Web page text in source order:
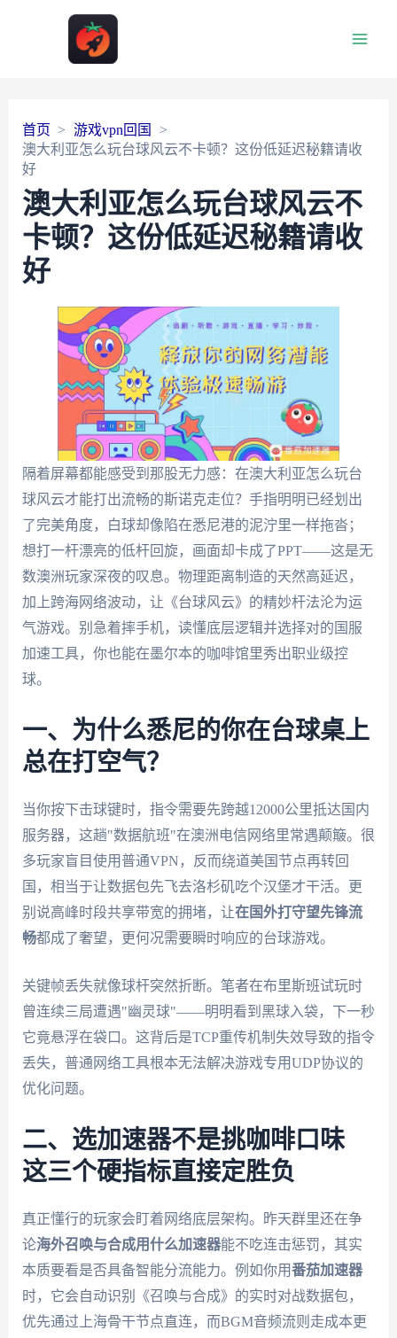
首页
游戏vpn回国
澳大利亚怎么玩台球风云不卡顿？这份低延迟秘籍请收
好
澳大利亚怎么玩台球风云不
卡顿？这份低延迟秘籍请收
好
隔着屏幕都能感受到那股无力感：在澳大利亚怎么玩台
球风云才能打出流畅的斯诺克走位？手指明明已经划出
了完美角度，白球却像陷在悉尼港的泥泞里一样拖沓；
想打一杆漂亮的低杆回旋，画面却卡成了PPT——这是无
数澳洲玩家深夜的叹息。物理距离制造的天然高延迟，
加上跨海网络波动，让《台球风云》的精妙杆法沦为运
气游戏。别急着摔手机，读懂底层逻辑并选择对的国服
加速工具，你也能在墨尔本的咖啡馆里秀出职业级控
球。
一、为什么悉尼的你在台球桌上
总在打空气？
当你按下击球键时，指令需要先跨越12000公里抵达国内
服务器，这趟"数据航班"在澳洲电信网络里常遇颠簸。很
多玩家盲目使用普通VPN，反而绕道美国节点再转回
国，相当于让数据包先飞去洛杉矶吃个汉堡才干活。更
别说高峰时段共享带宽的拥堵，让在国外打守望先锋流
畅都成了奢望，更何况需要瞬时响应的台球游戏。
关键帧丢失就像球杆突然折断。笔者在布里斯班试玩时
曾连续三局遭遇"幽灵球"——明明看到黑球入袋，下一秒
它竟悬浮在袋口。这背后是TCP重传机制失效导致的指令
丢失，普通网络工具根本无法解决游戏专用UDP协议的
优化问题。
二、选加速器不是挑咖啡口味
这三个硬指标直接定胜负
真正懂行的玩家会盯着网络底层架构。昨天群里还在争
论海外召唤与合成用什么加速器能不吃连击惩罚，其实
本质要看是否具备智能分流能力。例如你用番茄加速器
时，它会自动识别《召唤与合成》的实时对战数据包，
优先通过上海骨干节点直连，而BGM音频流则走成本更